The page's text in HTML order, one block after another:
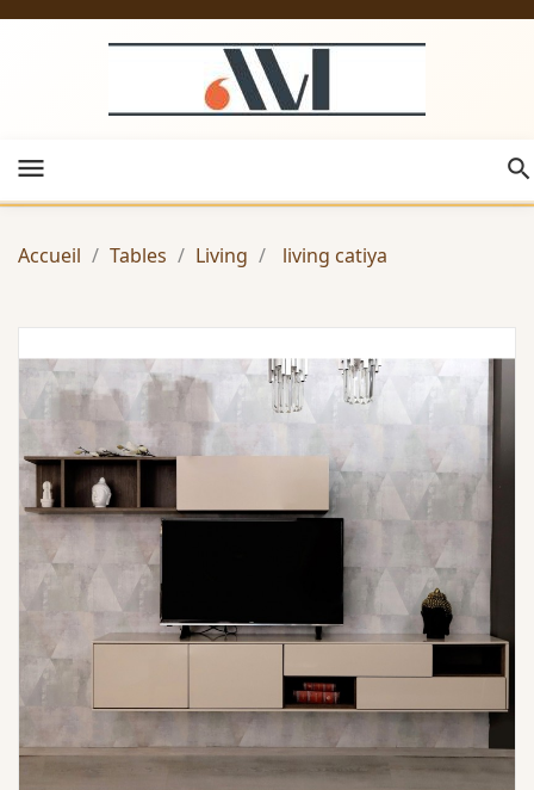
menu
Accueil Tables Living living catiya